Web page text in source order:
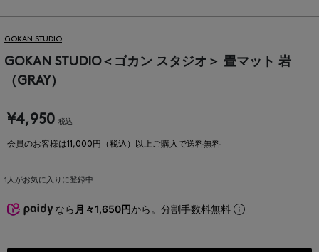
GOKAN STUDIO
GOKAN STUDIO＜ゴカン スタジオ＞ 畳マット 岩
（GRAY）
¥4,950 税込
会員のお客様は11,000円（税込）以上ご購入で送料無料
1 人がお気に入りに登録中
なら 月々1,650円から。分割手数料無料